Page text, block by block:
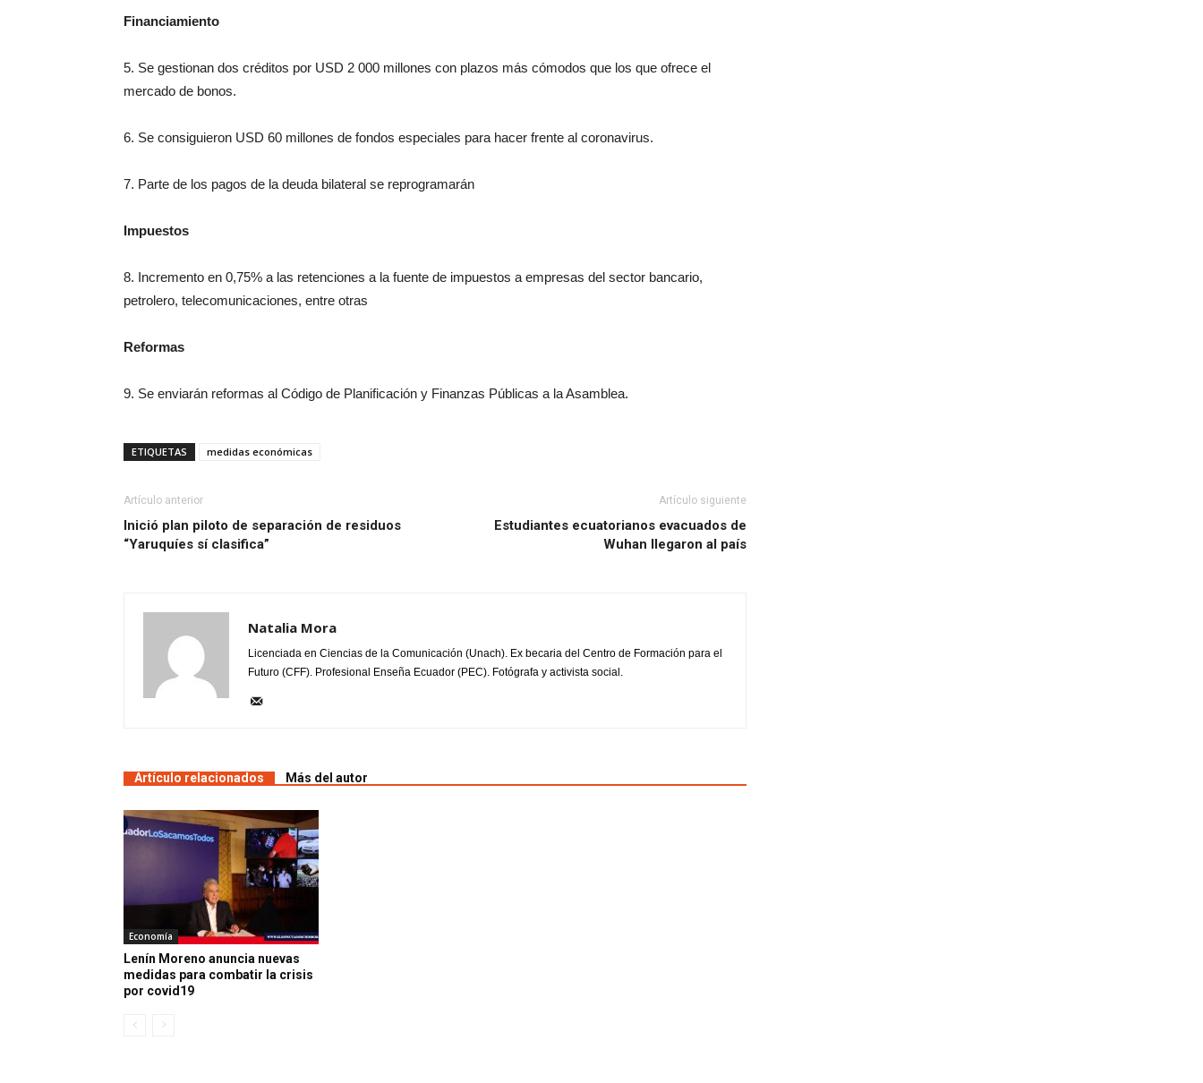
Financiamiento
5. Se gestionan dos créditos por USD 2 000 millones con plazos más cómodos que los que ofrece el
mercado de bonos.
6. Se consiguieron USD 60 millones de fondos especiales para hacer frente al coronavirus.
7. Parte de los pagos de la deuda bilateral se reprogramarán
Impuestos
8. Incremento en 0,75% a las retenciones a la fuente de impuestos a empresas del sector bancario,
petrolero, telecomunicaciones, entre otras
Reformas
9. Se enviarán reformas al Código de Planificación y Finanzas Públicas a la Asamblea.
ETIQUETAS medidas económicas
Artículo anterior
Inició plan piloto de separación de residuos
“Yaruquíes sí clasifica”
Artículo siguiente
Estudiantes ecuatorianos evacuados de
Wuhan llegaron al país
Natalia Mora
Licenciada en Ciencias de la Comunicación (Unach). Ex becaria del Centro de Formación para el
Futuro (CFF). Profesional Enseña Ecuador (PEC). Fotógrafa y activista social.
Artículo relacionados Más del autor
Economía
Lenín Moreno anuncia nuevas
medidas para combatir la crisis
por covid19